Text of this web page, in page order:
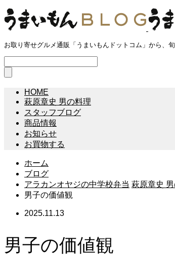
お取り寄せグルメ通販「うまいもんドットコム」から、
HOME
萩原章史 男の料理
スタッフブログ
商品情報
お知らせ
お買物する
ホーム
ブログ
アラカンオヤジの中学校弁当 萩原章史
男子の価値観
2025.11.13
男子の価値観